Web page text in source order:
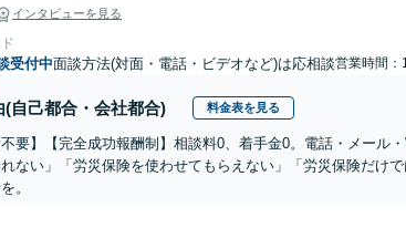
インタビューを見る
受付中面談方法(対面・電話・ビデオなど)は応相談営業時間：
(自己都合・会社都合) 料金表を見る
不要】【完全成功報酬制】相談料0、着手金0。電話・メール
れない」「労災保険を使わせてもらえない」「労災保険だけ
。